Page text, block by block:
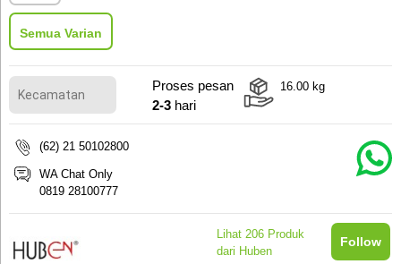
Semua Varian
Proses pesan
2-3 hari
16.00 kg
(62) 21 50102800
WA Chat Only
0819 28100777
Lihat 206 Produk
dari Huben
Follow